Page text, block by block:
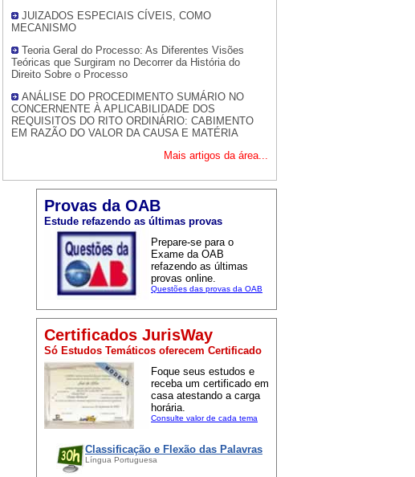
JUIZADOS ESPECIAIS CÍVEIS, COMO
MECANISMO
Teoria Geral do Processo: As Diferentes Visões
Teóricas que Surgiram no Decorrer da História do
Direito Sobre o Processo
ANÁLISE DO PROCEDIMENTO SUMÁRIO NO
CONCERNENTE À APLICABILIDADE DOS
REQUISITOS DO RITO ORDINÁRIO: CABIMENTO
EM RAZÃO DO VALOR DA CAUSA E MATÉRIA
Mais artigos da área...
Provas da OAB
Estude refazendo as últimas provas
Prepare-se para o
Exame da OAB
refazendo as últimas
provas online.
Questões das provas da OAB
Certificados JurisWay
Só Estudos Temáticos oferecem Certificado
Foque seus estudos e
receba um certificado em
casa atestando a carga
horária.
Consulte valor de cada tema
Classificação e Flexão das Palavras
Língua Portuguesa